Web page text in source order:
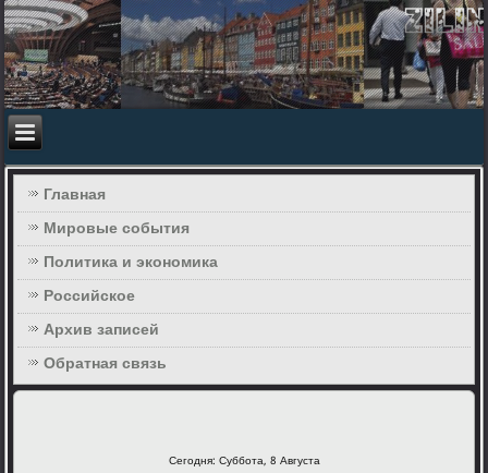
Главная
Мировые события
Политика и экономика
Российское
Архив записей
Обратная связь
Сегодня: Суббота, 8 Августа